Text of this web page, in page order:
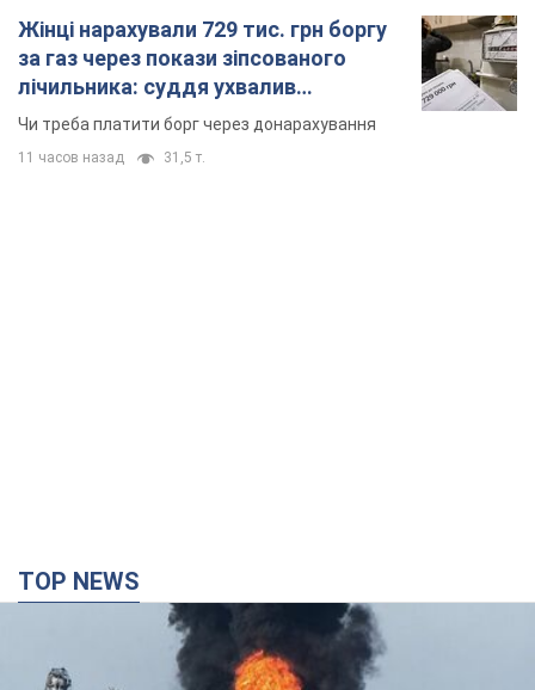
Жінці нарахували 729 тис. грн боргу
за газ через покази зіпсованого
лічильника: суддя ухвалив
неочікуване рішення
Чи треба платити борг через донарахування
11 часов назад 31,5 т.
TOP NEWS